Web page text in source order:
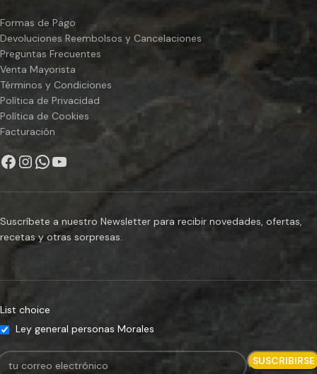
Formas de Pago
Devoluciones Reembolsos y Cancelaciones
Preguntas Frecuentes
Venta Mayorista
Términos y Condiciones
Política de Privacidad
Política de Cookies
Facturación
Suscríbete a nuestro Newsletter para recibir novedades, ofertas,
recetas y otras sorpresas.
List choice
Ley general personas Morales